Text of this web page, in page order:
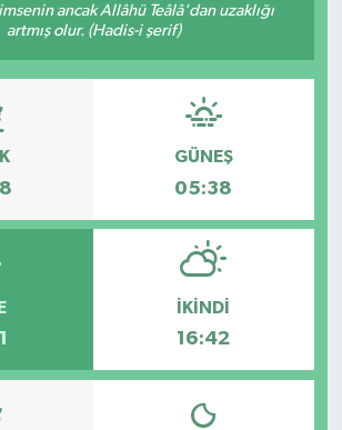
ancak Allâhü Teâlâ'dan uzaklığı
artmış olur. (Hadis-i şerif)
GÜNEŞ
05:38
İKINDI
16:42